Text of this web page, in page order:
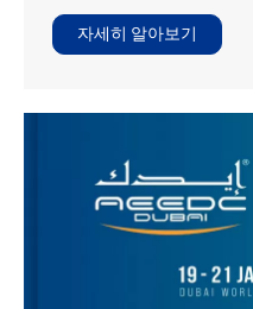
자세히 알아보기